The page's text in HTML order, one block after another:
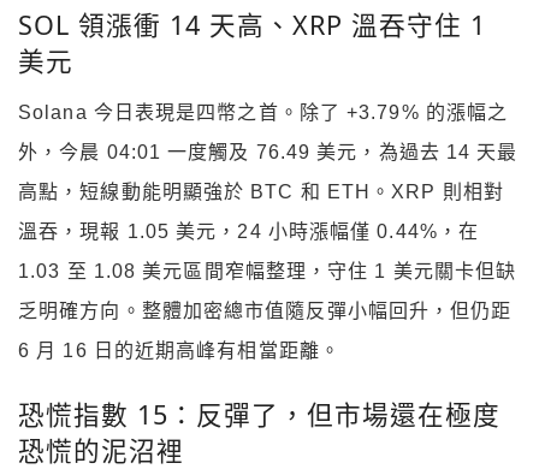
SOL 領漲衝 14 天高、XRP 溫吞守住 1
美元
Solana 今日表現是四幣之首。除了 +3.79% 的漲幅之
外，今晨 04:01 一度觸及 76.49 美元，為過去 14 天最
高點，短線動能明顯強於 BTC 和 ETH。XRP 則相對
溫吞，現報 1.05 美元，24 小時漲幅僅 0.44%，在
1.03 至 1.08 美元區間窄幅整理，守住 1 美元關卡但缺
乏明確方向。整體加密總市值隨反彈小幅回升，但仍距
6 月 16 日的近期高峰有相當距離。
恐慌指數 15：反彈了，但市場還在極度
恐慌的泥沼裡